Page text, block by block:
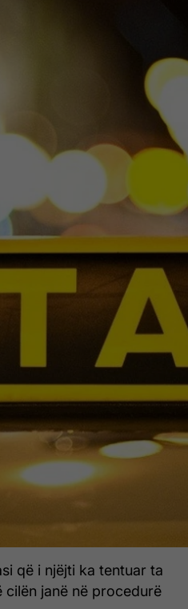
që i njëjti ka tentuar ta
cilën janë në procedurë